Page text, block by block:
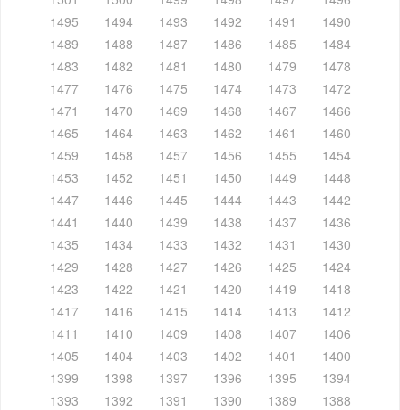
1495
1494 1493 1492 1491
1490
1489
1488 1487 1486 1485
1484
1483
1482 1481 1480 1479
1478
1477
1476 1475 1474 1473
1472
1471
1470 1469 1468 1467
1466
1465
1464 1463 1462 1461
1460
1459
1458 1457 1456 1455
1454
1453
1452 1451 1450 1449
1448
1447
1446 1445 1444 1443
1442
1441
1440 1439 1438 1437
1436
1435
1434 1433 1432 1431
1430
1429
1428 1427 1426 1425
1424
1423
1422 1421 1420 1419
1418
1417
1416 1415 1414 1413
1412
1411
1410 1409 1408 1407
1406
1405
1404 1403 1402 1401
1400
1399
1398 1397 1396 1395
1394
1393
1392 1391 1390 1389
1388